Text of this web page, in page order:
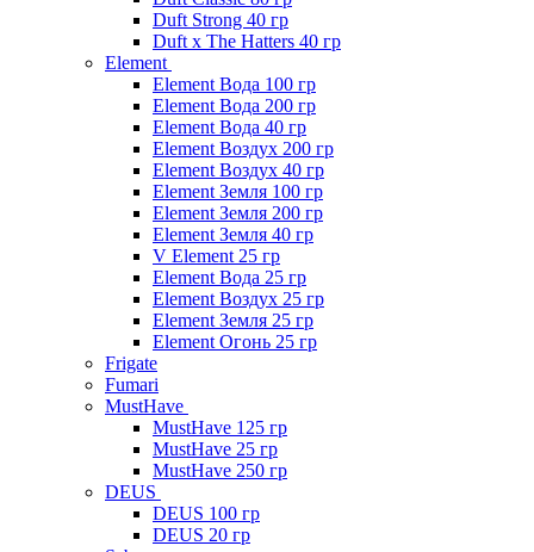
Duft Strong 40 гр
Duft x The Hatters 40 гр
Element
Element Вода 100 гр
Element Вода 200 гр
Element Вода 40 гр
Element Воздух 200 гр
Element Воздух 40 гр
Element Земля 100 гр
Element Земля 200 гр
Element Земля 40 гр
V Element 25 гр
Element Вода 25 гр
Element Воздух 25 гр
Element Земля 25 гр
Element Огонь 25 гр
Frigate
Fumari
MustHave
MustHave 125 гр
MustHave 25 гр
MustHave 250 гр
DEUS
DEUS 100 гр
DEUS 20 гр